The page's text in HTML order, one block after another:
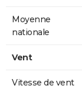
Moyenne
nationale
Vent
Vitesse de vent